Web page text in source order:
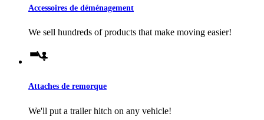
Accessoires de déménagement
We sell hundreds of products that make moving easier!
Attaches de remorque
We'll put a trailer hitch on any vehicle!